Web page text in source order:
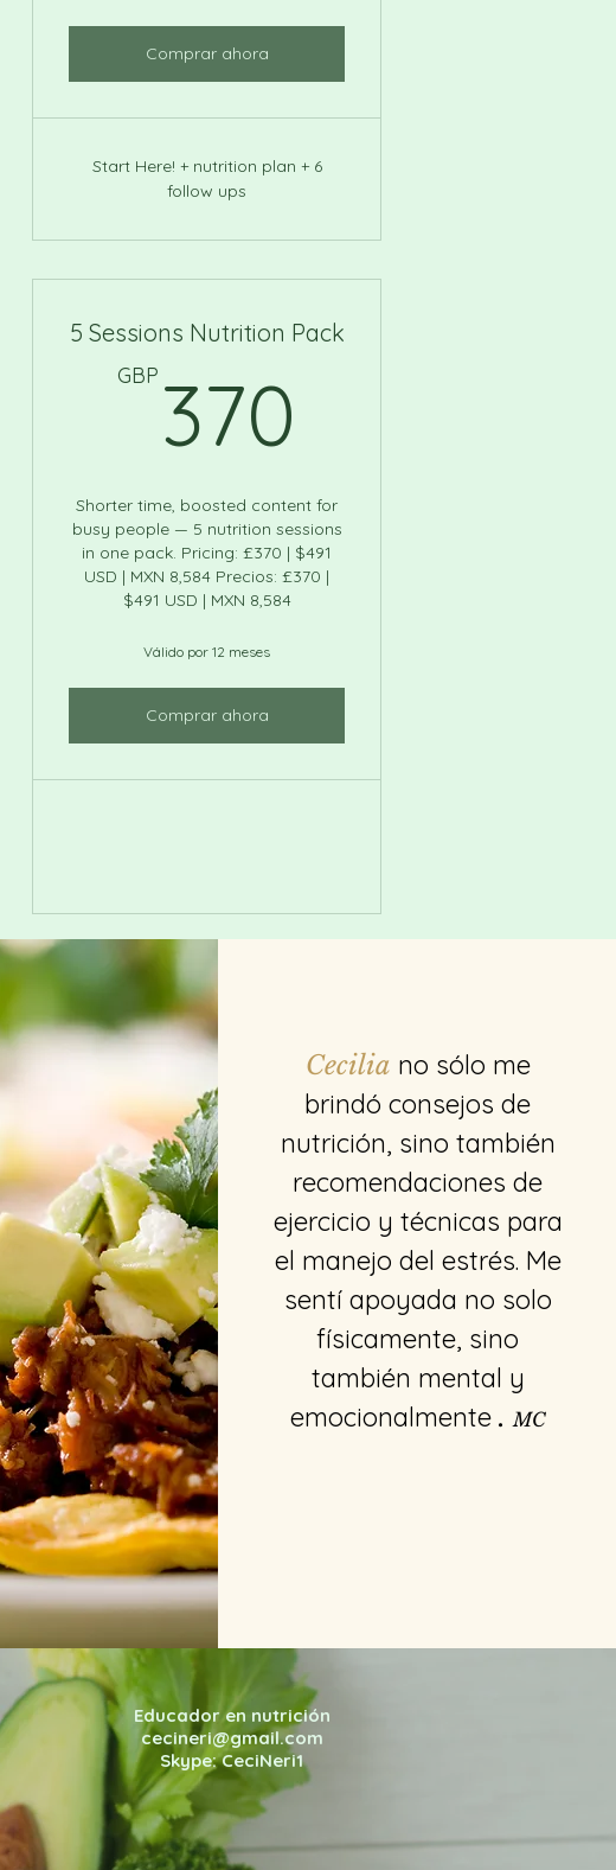
Comprar ahora
Start Here! + nutrition plan + 6
follow ups
5 Sessions Nutrition Pack
GBP 370
Shorter time, boosted content for
busy people — 5 nutrition sessions
in one pack. Pricing: £370 | $491
USD | MXN 8,584 Precios: £370 |
$491 USD | MXN 8,584
Válido por 12 meses
Comprar ahora
Cecilia no sólo me
brindó consejos de
nutrición, sino también
recomendaciones de
ejercicio y técnicas para
el manejo del estrés. Me
sentí apoyada no solo
físicamente, sino
también mental y
emocionalmente . MC
Educador en nutrición
cecineri@gmail.com
Skype: CeciNeri1